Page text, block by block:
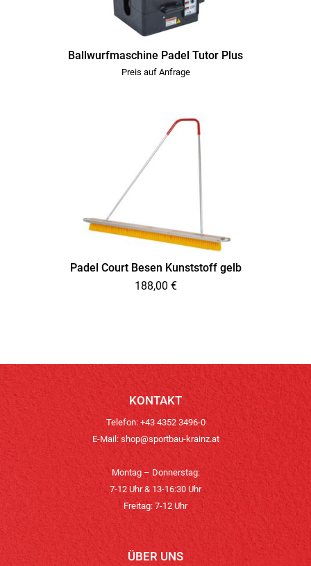
Ballwurfmaschine Padel Tutor Plus
Preis auf Anfrage
Padel Court Besen Kunststoff gelb
188,00 €
KONTAKT
Telefon: +43 4352 3496-0
E-Mail:shop@sportbau-krainz.at
Montag – Donnerstag:
7-12 Uhr & 13-16:30 Uhr
Freitag: 7-12 Uhr
ÜBER UNS